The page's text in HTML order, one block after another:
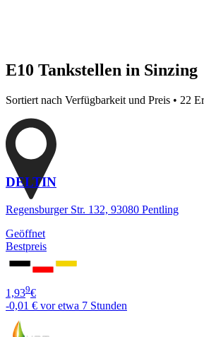
E10 Tankstellen in Sinzing
Sortiert nach Verfügbarkeit und Preis • 22
DELTIN
Regensburger Str. 132, 93080 Pentling
Geöffnet
Bestpreis
1,939€
-0,01 € vor etwa 7 Stunden